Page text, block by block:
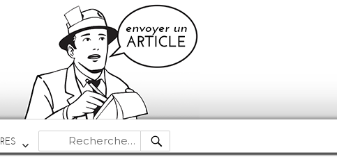
Recherche
pour :
RECHERCHE